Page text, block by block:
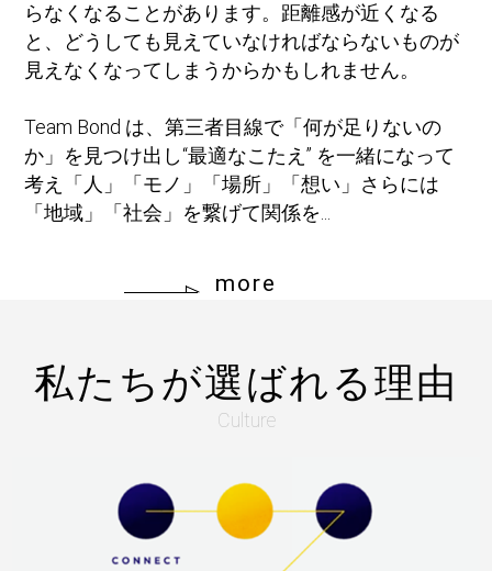
らなくなることがあります。距離感が近くなる
と、どうしても見えていなければならないものが
見えなくなってしまうからかもしれません。
Team Bond は、第三者目線で「何が足りないの
か」を見つけ出し“最適なこたえ” を一緒になって
考え「人」「モノ」「場所」「想い」さらには
「地域」「社会」を繋げて関係を...
more
私たちが選ばれる理由
Culture